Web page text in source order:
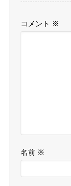
コメント ※
名前 ※